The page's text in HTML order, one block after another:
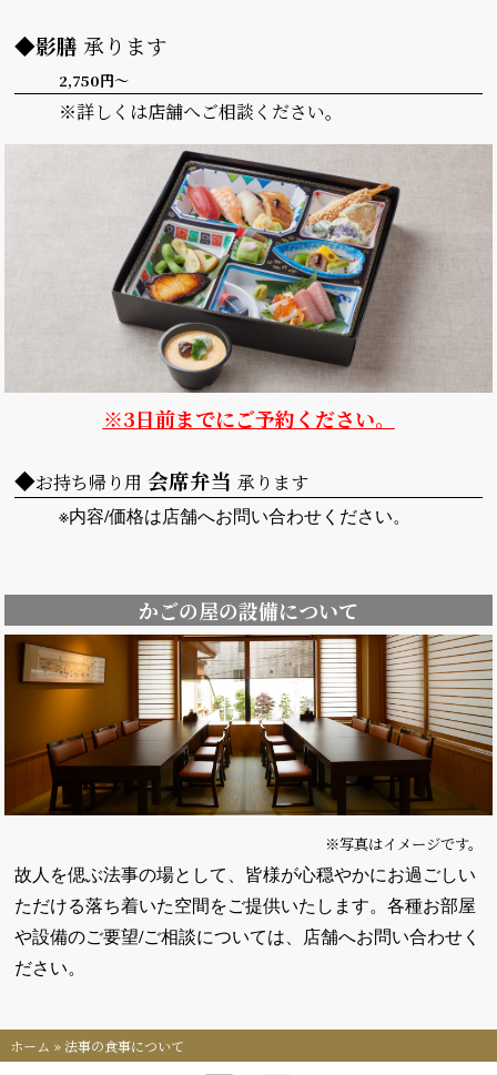
◆影膳 承ります
2,750円～
※詳しくは店舗へご相談ください。
※3日前までにご予約ください。
◆お持ち帰り用 会席弁当 承ります
※内容/価格は店舗へお問い合わせください。
かごの屋の設備について
※写真はイメージです。
故人を偲ぶ法事の場として、皆様が心穏やかにお過ごしい
ただける落ち着いた空間をご提供いたします。各種お部屋
や設備のご要望/ご相談については、店舗へお問い合わせく
ださい。
ホーム » 法事の食事について